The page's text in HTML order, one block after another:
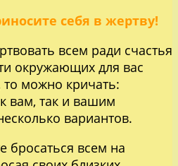
себя в жертву!
всем ради счастья
окружающих для вас
можно кричать:
вам, так и вашим
вариантов.
бросаться всем на